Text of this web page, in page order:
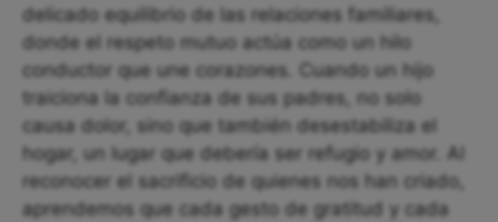
delicado equilibrio de las relaciones familiares,
donde el respeto mutuo actúa como un hilo
conductor que une corazones. Cuando un hijo
traiciona la confianza de sus padres, no solo
causa dolor, sino que también desestabiliza el
hogar, un lugar que debería ser refugio y amor. Al
reconocer el sacrificio de quienes nos han criado,
aprendemos que cada gesto de gratitud y cada